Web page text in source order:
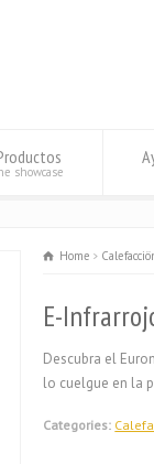
showcase
Home
E-
Descubra el
lo cuelgue en la
Categories: